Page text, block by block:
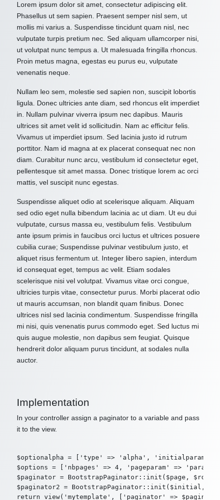
Lorem ipsum dolor sit amet, consectetur adipiscing elit.
Phasellus ut sem sapien. Praesent semper nisl sem, ut
mollis mi varius a. Suspendisse tincidunt quam nisl, nec
vulputate turpis pretium nec. Sed aliquam ullamcorper nisi,
ut volutpat nunc tempus a. Ut malesuada fringilla rhoncus.
Proin metus magna, egestas eu purus eu, vulputate
venenatis neque.
Nullam leo sem, molestie sed sapien non, suscipit lobortis
ligula. Donec ultricies ante diam, sed rhoncus elit imperdiet
in. Nullam pulvinar viverra ipsum nec dapibus. Mauris
ultrices sit amet velit id sollicitudin. Nam ac efficitur felis.
Vivamus ut imperdiet ipsum. Sed lacinia justo id rutrum
porttitor. Nam id magna at ex placerat consequat nec non
diam. Curabitur nunc arcu, vestibulum id consectetur eget,
pellentesque sit amet massa. Donec tristique lorem ac orci
mattis, vel suscipit nunc egestas.
Suspendisse aliquet odio at scelerisque aliquam. Aliquam
sed odio eget nulla bibendum lacinia ac ut diam. Ut eu dui
vulputate, cursus massa eu, vestibulum felis. Vestibulum
ante ipsum primis in faucibus orci luctus et ultrices posuere
cubilia curae; Suspendisse pulvinar vestibulum justo, et
aliquet risus fermentum ut. Integer libero sapien, interdum
id consequat eget, tempus ac velit. Etiam sodales
scelerisque nisi vel volutpat. Vivamus vitae orci congue,
ultricies turpis vitae, consectetur purus. Morbi placerat odio
ut mauris accumsan, non blandit quam finibus. Donec
ultrices nisl sed lacinia condimentum. Suspendisse fringilla
mi nisi, quis venenatis purus commodo eget. Sed luctus mi
quis augue molestie, non dapibus sem feugiat. Quisque
hendrerit dolor aliquam purus tincidunt, at sodales nulla
auctor.
Implementation
In your controller assign a paginator to a variable and pass
it to the view.
$optionalpha = ['type' => 'alpha', 'initialparam'
$options = ['nbpages' => 4, 'pageparam' =>
$paginator = BootstrapPaginator::init($page,
$paginator2 = BootstrapPaginator::init($initial,